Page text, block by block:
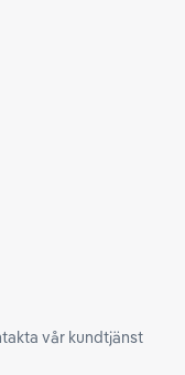
vår kundtjänst